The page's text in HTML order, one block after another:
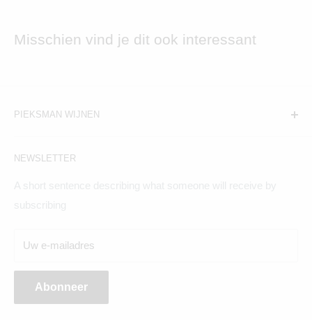
Misschien vind je dit ook interessant
PIEKSMAN WIJNEN
Hogeweg 19, 1098BV
Ginnekenweg 354, 4835NM
NEWSLETTER
Uw e-mailadres
Abonneer